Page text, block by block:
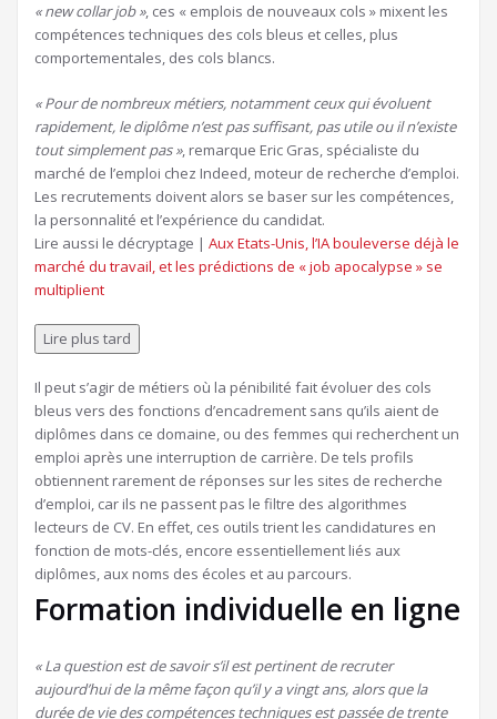
« new collar job », ces « emplois de nouveaux cols » mixent les
compétences techniques des cols bleus et celles, plus
comportementales, des cols blancs.
« Pour de nombreux métiers, notamment ceux qui évoluent
rapidement, le diplôme n’est pas suffisant, pas utile ou il n’existe
tout simplement pas », remarque Eric Gras, spécialiste du
marché de l’emploi chez Indeed, moteur de recherche d’emploi.
Les recrutements doivent alors se baser sur les compétences,
la personnalité et l’expérience du candidat.
Lire aussi le décryptage | Article
réservé
Aux Etats-Unis, l’IA bouleverse déjà le
marché du travail, et les prédictions de « job apocalypse » se
multiplient
Lire plus tard
Il peut s’agir de métiers où la pénibilité fait évoluer des cols
bleus vers des fonctions d’encadrement sans qu’ils aient de
diplômes dans ce domaine, ou des femmes qui recherchent un
emploi après une interruption de carrière. De tels profils
obtiennent rarement de réponses sur les sites de recherche
d’emploi, car ils ne passent pas le filtre des algorithmes
lecteurs de CV. En effet, ces outils trient les candidatures en
fonction de mots-clés, encore essentiellement liés aux
diplômes, aux noms des écoles et au parcours.
Formation individuelle en ligne
« La question est de savoir s’il est pertinent de recruter
aujourd’hui de la même façon qu’il y a vingt ans, alors que la
durée de vie des compétences techniques est passée de trente